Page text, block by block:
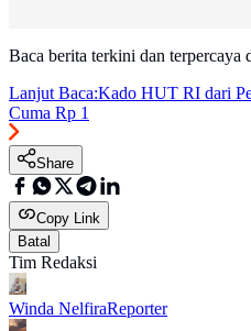
Baca berita terkini dan terpercaya
Lanjut Baca:Kado HUT RI dari
Cuma Rp 1
Share
Copy Link
Batal
Tim Redaksi
Winda NelfiraReporter